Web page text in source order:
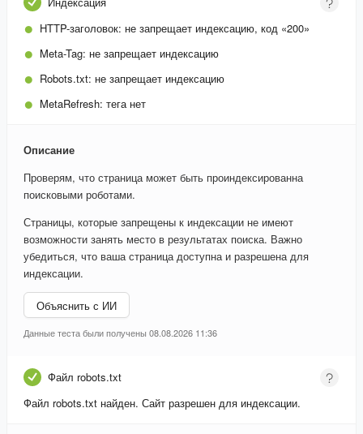
HTTP-заголовок: не запрещает индексацию, код «200»
Meta-Tag: не запрещает индексацию
Robots.txt: не запрещает индексацию
MetaRefresh: тега нет
Описание
Проверям, что страница может быть проиндексированна
поисковыми роботами.
Страницы, которые запрещены к индексации не имеют
возможности занять место в результатах поиска. Важно
убедиться, что ваша страница доступна и разрешена для
индексации.
Объяснить с ИИ
Данные теста были получены 08.08.2026 11:36
Файл robots.txt
Файл robots.txt найден. Сайт разрешен для индексации.